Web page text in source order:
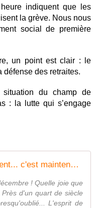
indiquent que les
la grève. Nous nous
social de première
un point est clair : le
défense des retraites.
situation du champ de
: la lutte qui s’engage
Mobilisation sociale : le moment... c'est maintenant !
! Quelle joie que
d'un quart de siècle
L'esprit de